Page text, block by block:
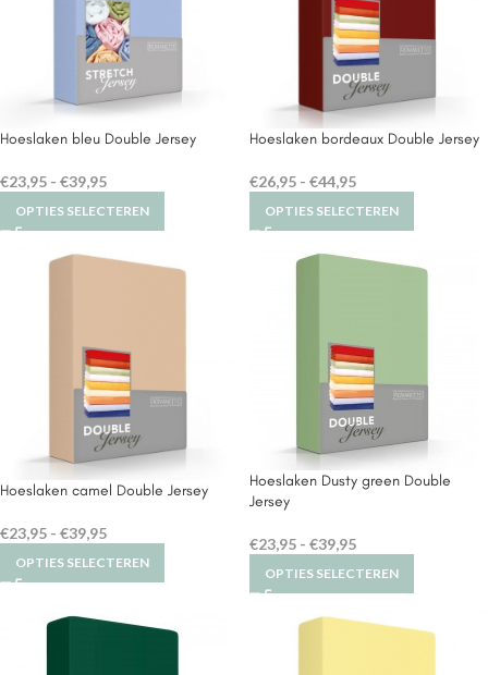
Hoeslaken bleu Double Jersey
€23,95 - €39,95
OPTIES SELECTEREN
Hoeslaken bordeaux Double Jersey
€26,95 - €44,95
OPTIES SELECTEREN
Hoeslaken camel Double Jersey
€23,95 - €39,95
OPTIES SELECTEREN
Hoeslaken Dusty green Double
Jersey
€23,95 - €39,95
OPTIES SELECTEREN